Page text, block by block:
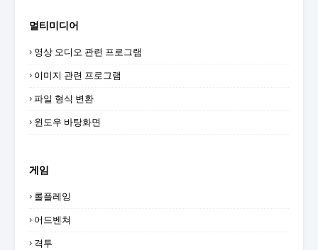
멀티미디어
영상 오디오 관련 프로그램
이미지 관련 프로그램
파일 형식 변환
윈도우 바탕화면
게임
롤플레잉
어드벤쳐
격투